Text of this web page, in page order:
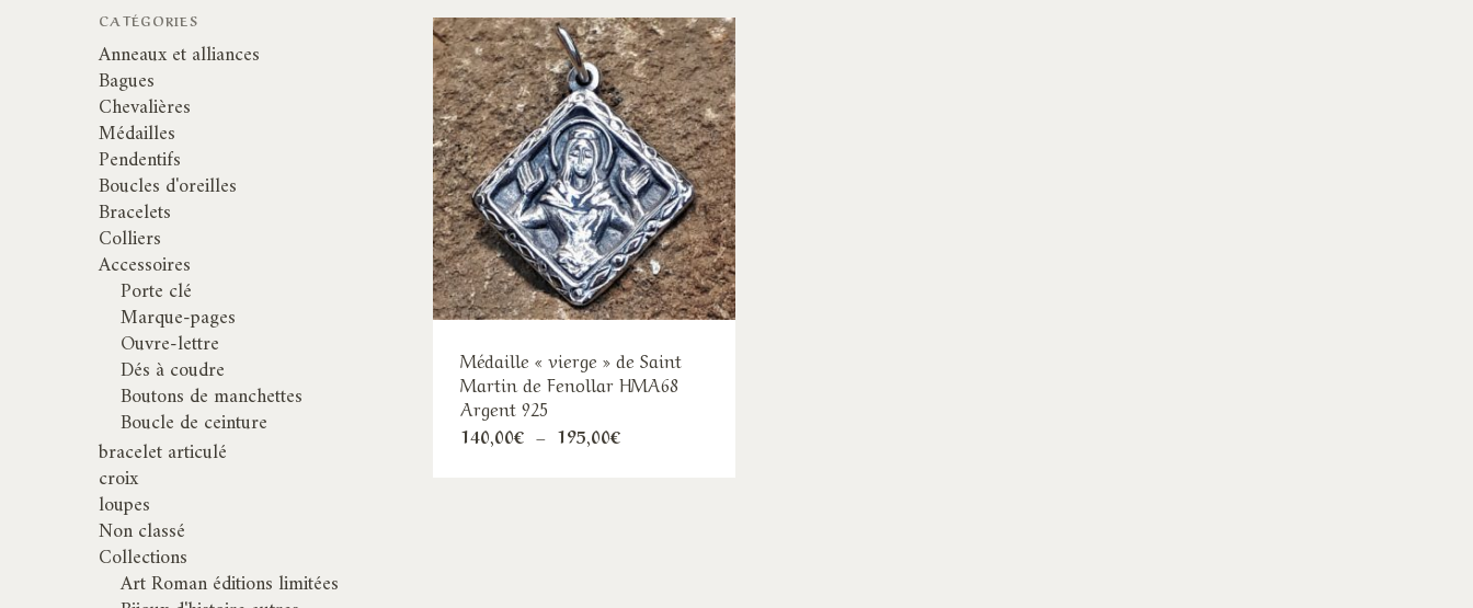
CATÉGORIES
Anneaux et alliances
Bagues
Chevalières
Médailles
Pendentifs
Boucles d'oreilles
Bracelets
Colliers
Accessoires
Porte clé
Marque-pages
Ouvre-lettre
Dés à coudre
Boutons de manchettes
Boucle de ceinture
bracelet articulé
croix
loupes
Non classé
Collections
Art Roman éditions limitées
Médaille « vierge » de Saint
Martin de Fenollar HMA68
Argent 925
140,00€ – 195,00€